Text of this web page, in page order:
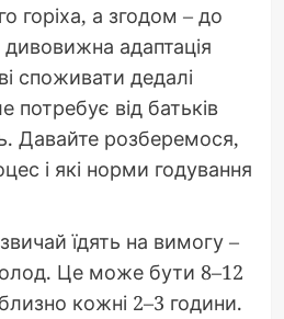
горіха, а згодом – до
адаптація
споживати дедалі
потребує від батьків
Давайте розберемося,
і які норми годування
їдять на вимогу –
Це може бути 8–12
кожні 2–3 години.